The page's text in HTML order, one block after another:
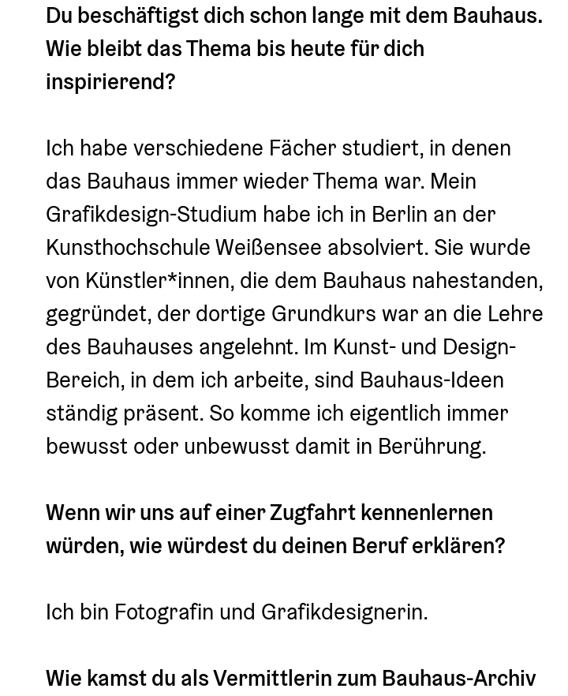
Du beschäftigst dich schon lange mit dem Bauhaus.
Wie bleibt das Thema bis heute für dich
inspirierend?
Ich habe verschiedene Fächer studiert, in denen
das Bauhaus immer wieder Thema war. Mein
Grafikdesign-Studium habe ich in Berlin an der
Kunsthochschule Weißensee absolviert. Sie wurde
von Künstler*innen, die dem Bauhaus nahestanden,
gegründet, der dortige Grundkurs war an die Lehre
des Bauhauses angelehnt. Im Kunst- und Design-
Bereich, in dem ich arbeite, sind Bauhaus-Ideen
ständig präsent. So komme ich eigentlich immer
bewusst oder unbewusst damit in Berührung.
Wenn wir uns auf einer Zugfahrt kennenlernen
würden, wie würdest du deinen Beruf erklären?
Ich bin Fotografin und Grafikdesignerin.
Wie kamst du als Vermittlerin zum Bauhaus-Archiv